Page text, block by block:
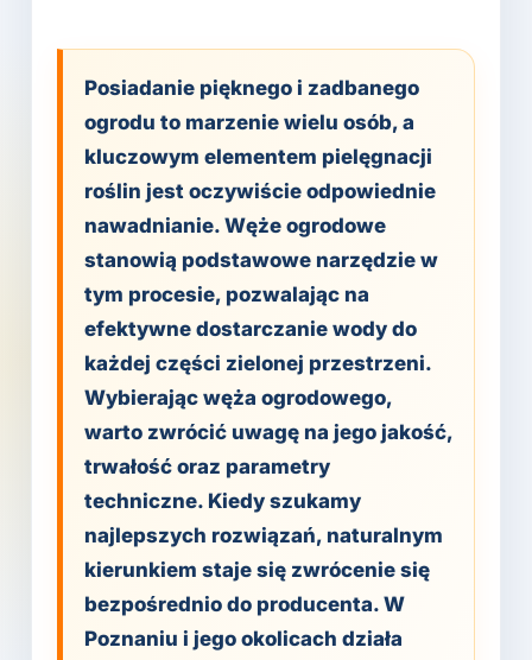
Posiadanie pięknego i zadbanego
ogrodu to marzenie wielu osób, a
kluczowym elementem pielęgnacji
roślin jest oczywiście odpowiednie
nawadnianie. Węże ogrodowe
stanowią podstawowe narzędzie w
tym procesie, pozwalając na
efektywne dostarczanie wody do
każdej części zielonej przestrzeni.
Wybierając węża ogrodowego,
warto zwrócić uwagę na jego jakość,
trwałość oraz parametry
techniczne. Kiedy szukamy
najlepszych rozwiązań, naturalnym
kierunkiem staje się zwrócenie się
bezpośrednio do producenta. W
Poznaniu i jego okolicach działa